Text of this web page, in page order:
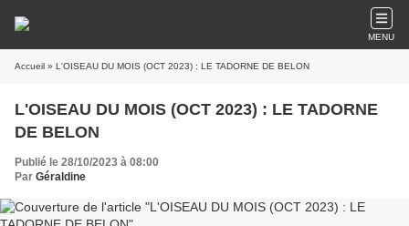
MENU
Accueil » L'OISEAU DU MOIS (OCT 2023) : LE TADORNE DE BELON
L'OISEAU DU MOIS (OCT 2023) : LE TADORNE
DE BELON
Publié le 28/10/2023 à 08:00
Par Géraldine